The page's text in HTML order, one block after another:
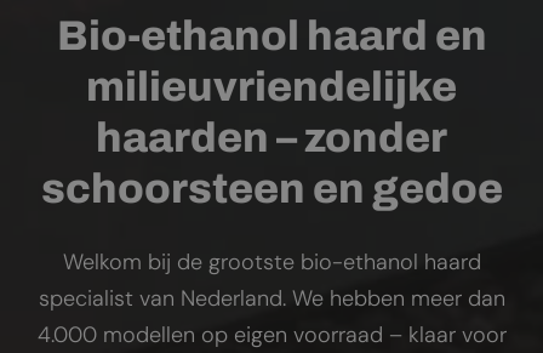
Bio-ethanol haard en
milieuvriendelijke
haarden – zonder
schoorsteen en gedoe
Welkom bij de grootste bio-ethanol haard
specialist van Nederland. We hebben meer dan
4.000 modellen op eigen voorraad – klaar voor